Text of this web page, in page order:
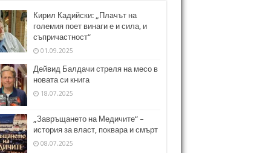
Кирил Кадийски: „Плачът на
големия поет винаги е и сила, и
съпричастност“
01.09.2025
Дейвид Балдачи стреля на месо в
новата си книга
18.07.2025
„Завръщането на Медичите“ –
история за власт, поквара и смърт
08.07.2025